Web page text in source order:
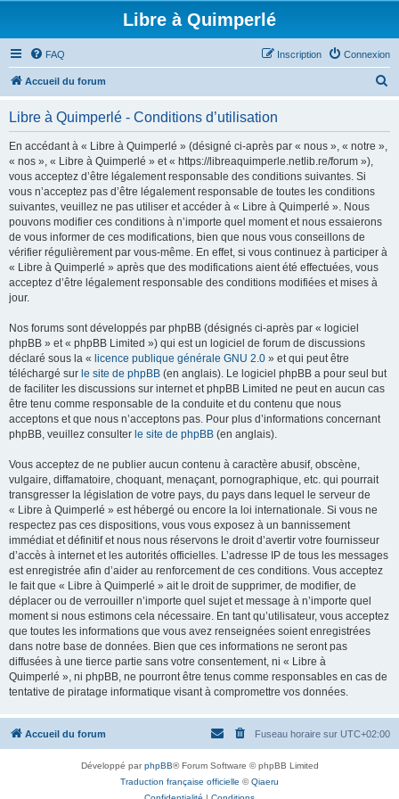
Libre à Quimperlé
FAQ Connexion
Inscription
Accueil du forum
Libre à Quimperlé - Conditions d’utilisation
En accédant à « Libre à Quimperlé » (désigné ci-après par « nous », « notre »,
« nos », « Libre à Quimperlé » et « https://libreaquimperle.netlib.re/forum »),
vous acceptez d’être légalement responsable des conditions suivantes. Si
vous n’acceptez pas d’être légalement responsable de toutes les conditions
suivantes, veuillez ne pas utiliser et accéder à « Libre à Quimperlé ». Nous
pouvons modifier ces conditions à n’importe quel moment et nous essaierons
de vous informer de ces modifications, bien que nous vous conseillons de
vérifier régulièrement par vous-même. En effet, si vous continuez à participer à
« Libre à Quimperlé » après que des modifications aient été effectuées, vous
acceptez d’être légalement responsable des conditions modifiées et mises à
jour.
Nos forums sont développés par phpBB (désignés ci-après par « logiciel
phpBB » et « phpBB Limited ») qui est un logiciel de forum de discussions
déclaré sous la « licence publique générale GNU 2.0 » et qui peut être
téléchargé sur le site de phpBB (en anglais). Le logiciel phpBB a pour seul but
de faciliter les discussions sur internet et phpBB Limited ne peut en aucun cas
être tenu comme responsable de la conduite et du contenu que nous
acceptons et que nous n’acceptons pas. Pour plus d’informations concernant
phpBB, veuillez consulter le site de phpBB (en anglais).
Vous acceptez de ne publier aucun contenu à caractère abusif, obscène,
vulgaire, diffamatoire, choquant, menaçant, pornographique, etc. qui pourrait
transgresser la législation de votre pays, du pays dans lequel le serveur de
« Libre à Quimperlé » est hébergé ou encore la loi internationale. Si vous ne
respectez pas ces dispositions, vous vous exposez à un bannissement
immédiat et définitif et nous nous réservons le droit d’avertir votre fournisseur
d’accès à internet et les autorités officielles. L’adresse IP de tous les messages
est enregistrée afin d’aider au renforcement de ces conditions. Vous acceptez
le fait que « Libre à Quimperlé » ait le droit de supprimer, de modifier, de
déplacer ou de verrouiller n’importe quel sujet et message à n’importe quel
moment si nous estimons cela nécessaire. En tant qu’utilisateur, vous acceptez
que toutes les informations que vous avez renseignées soient enregistrées
dans notre base de données. Bien que ces informations ne seront pas
diffusées à une tierce partie sans votre consentement, ni « Libre à
Quimperlé », ni phpBB, ne pourront être tenus comme responsables en cas de
tentative de piratage informatique visant à compromettre vos données.
Accueil du forum Fuseau horaire sur UTC+02:00
Développé parphpBB® Forum Software © phpBB Limited
Traduction française officielle ©Qiaeru